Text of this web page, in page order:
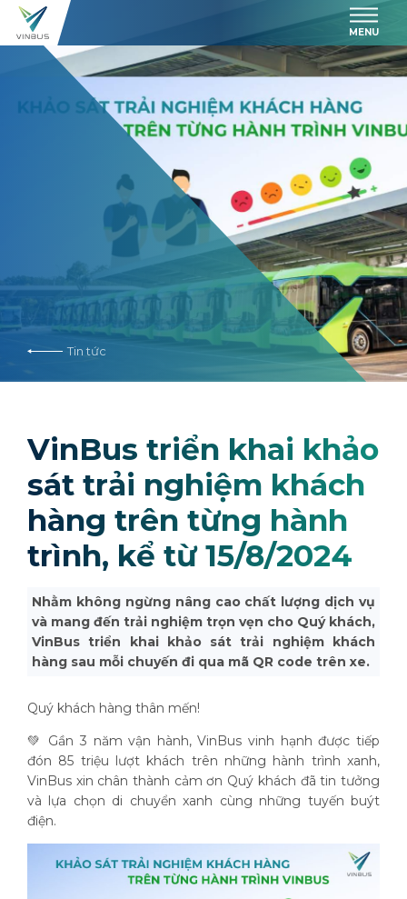
MENU
Tin tức
VinBus triển khai khảo
sát trải nghiệm khách
hàng trên từng hành
trình, kể từ 15/8/2024
Nhằm không ngừng nâng cao chất lượng dịch vụ
và mang đến trải nghiệm trọn vẹn cho Quý khách,
VinBus triển khai khảo sát trải nghiệm khách
hàng sau mỗi chuyến đi qua mã QR code trên xe.
Quý khách hàng thân mến!
💚 Gần 3 năm vận hành, VinBus vinh hạnh được tiếp
đón 85 triệu lượt khách trên những hành trình xanh,
VinBus xin chân thành cảm ơn Quý khách đã tin tưởng
và lựa chọn di chuyển xanh cùng những tuyến buýt
điện.